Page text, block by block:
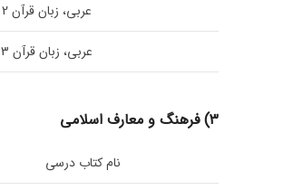
عربی، زبان قرآن 2
عربی، زبان قرآن 3
3) فرهنگ و معارف اسلامی
نام کتاب درسی